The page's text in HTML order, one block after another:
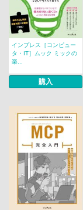
インプレス［コンピュー
タ・IT］ムック ミックの
楽...
購入